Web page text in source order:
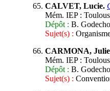
CALVET, Lucie.
Mém. IEP :
Dépôt : B.
Sujet(s) :
CARMONA,
Mém. IEP :
Dépôt : B.
Sujet(s) :